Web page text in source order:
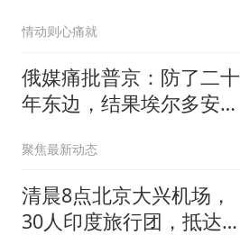
情动则心痛就
俄媒痛批普京：防了二十
年东边，结果埃尔多安把
聚焦最新动态
清晨8点北京大兴机场，
30人印度旅行团，抵达，